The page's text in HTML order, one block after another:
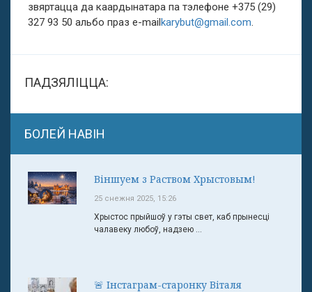
звяртацца да каардынатара па тэлефоне +375 (29)
327 93 50 альбо праз e-mailkarybut@gmail.com.
ПАДЗЯЛІЦЦА:
БОЛЕЙ НАВІН
Віншуем з Раством Хрыстовым!
25 снежня 2025, 15:26
Хрыстос прыйшоў у гэты свет, каб прынесці
чалавеку любоў, надзею ...
🚨 Інстаграм-старонку Віталя